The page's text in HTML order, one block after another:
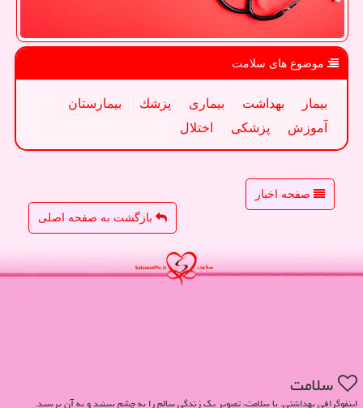
موضوع های سلامت
بیمار بهداشت بیماری پزشك
بیمارستان
آموزش
پزشكی اختلال
صفحه اخبار
بازگشت به صفحه اصلی
سلامت
اینفوگرافی بهداشتی. با سلامت، تصویر یک زندگی سالم را به چشم ببینید و به آن برسید.